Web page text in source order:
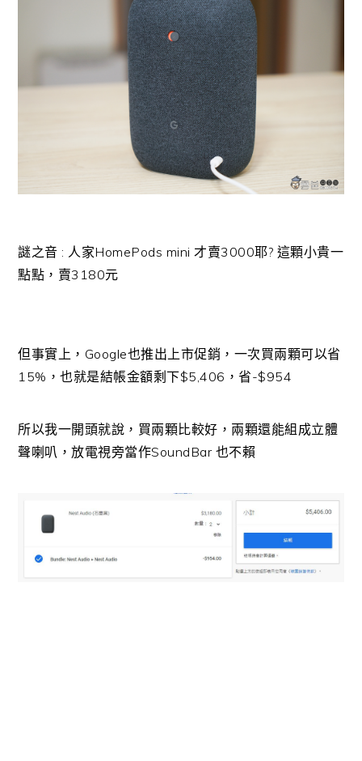
謎之音 : 人家HomePods mini 才賣3000耶? 這顆小貴一
點點，賣3180元
但事實上，Google也推出上市促銷，一次買兩顆可以省
15%，也就是結帳金額剩下$5,406，省-$954
所以我一開頭就說，買兩顆比較好，兩顆還能組成立體
聲喇叭，放電視旁當作SoundBar 也不賴